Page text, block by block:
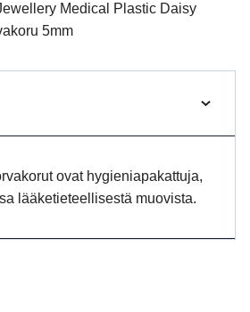
Medical Plastic Daisy
5mm
ovat hygieniapakattuja,
lääketieteellisestä muovista.